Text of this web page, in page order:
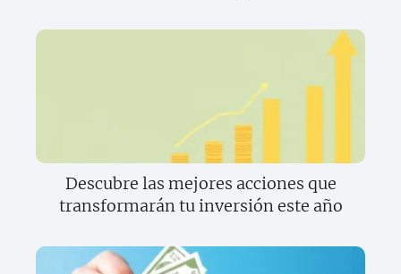
Descubre las mejores acciones que
transformarán tu inversión este año